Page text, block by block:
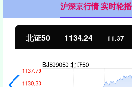
沪深京行情 实时轮播
北证50 1134.24 11.37